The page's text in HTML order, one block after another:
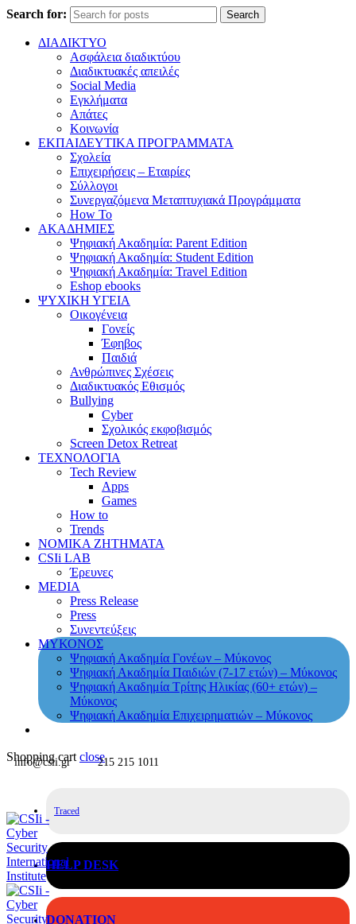
Search for: Search
ΔΙΑΔΙΚΤΥΟ
Ασφάλεια διαδικτύου
Διαδικτυακές απειλές
Social Media
Εγκλήματα
Απάτες
Κοινωνία
ΕΚΠΑΙΔΕΥΤΙΚΑ ΠΡΟΓΡΑΜΜΑΤΑ
Σχολεία
Επιχειρήσεις – Εταιρίες
Σύλλογοι
Συνεργαζόμενα Μεταπτυχιακά Προγράμματα
How To
ΑΚΑΔΗΜΙΕΣ
Ψηφιακή Ακαδημία: Parent Edition
Ψηφιακή Ακαδημία: Student Edition
Ψηφιακή Ακαδημία: Travel Edition
Eshop ebooks
ΨΥΧΙΚΗ ΥΓΕΙΑ
Οικογένεια
Γονείς
Έφηβος
Παιδιά
Ανθρώπινες Σχέσεις
Διαδικτυακός Εθισμός
Bullying
Cyber
Σχολικός εκφοβισμός
Screen Detox Retreat
ΤΕΧΝΟΛΟΓΙΑ
Tech Review
Apps
Games
How to
Trends
ΝΟΜΙΚΑ ΖΗΤΗΜΑΤΑ
CSIi LAB
Έρευνες
MEDIA
Press Release
Press
Συνεντεύξεις
ΜΥΚΟΝΟΣ
Ψηφιακή Ακαδημία Γονέων – Μύκονος
Ψηφιακή Ακαδημία Παιδιών (7-17 ετών) – Μύκονος
Ψηφιακή Ακαδημία Τρίτης Ηλικίας (60+ ετών) –
Μύκονος
Ψηφιακή Ακαδημία Επιχειρηματιών – Μύκονος
Shopping cart close
info@csii.gr 215 215 1011
Traced
HELP DESK
DONATION